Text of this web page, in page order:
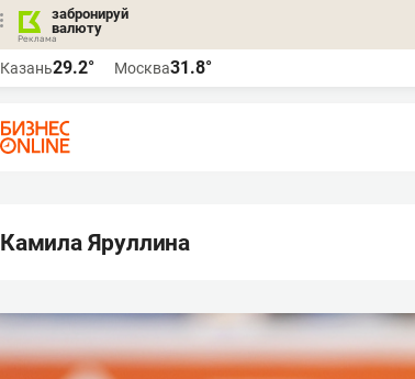
забронируй
валюту
Казань29.2° Москва31.8°
Камила Яруллина